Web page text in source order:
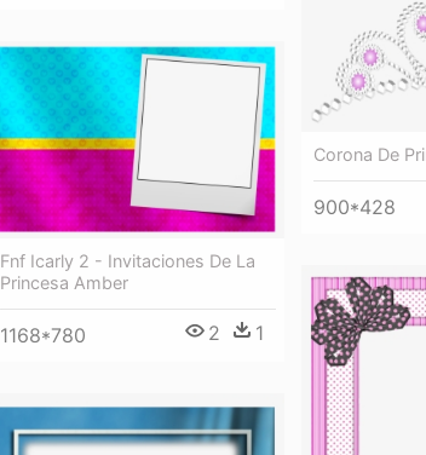
Corona De
900*428
Fnf Icarly 2 - Invitaciones De La
Princesa Amber
1168*780 2 1